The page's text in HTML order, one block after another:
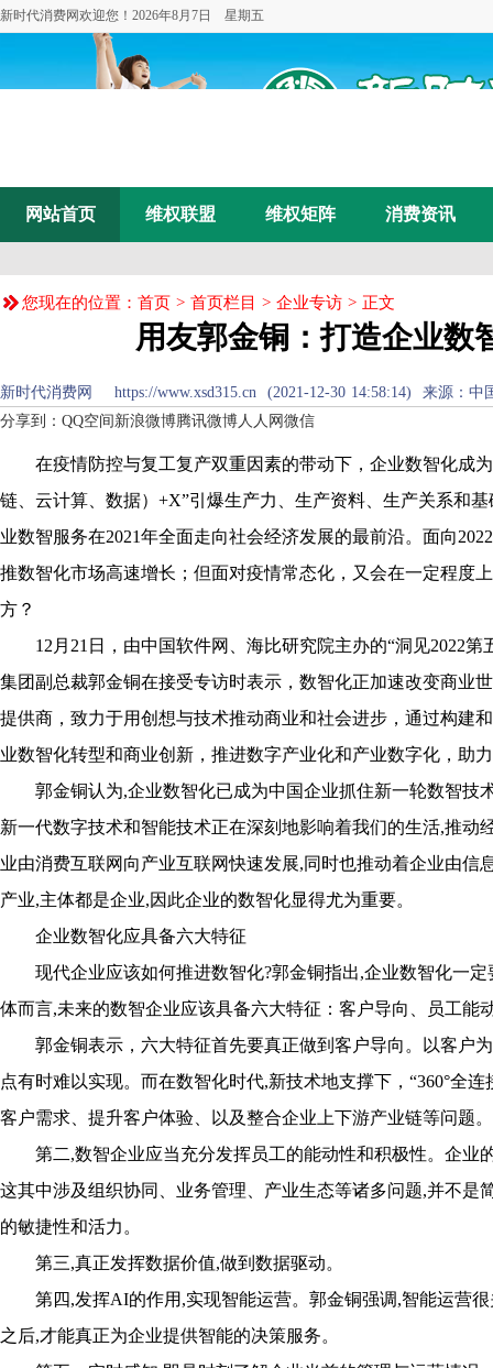
新时代消费网欢迎您！ 2026年8月7日 星期五
网站首页 维权联盟 维权矩阵 消费资讯
您现在的位置： 首页 > 首页栏目 > 企业专访 > 正文
用友郭金铜：打造企业数
新时代消费网 https://www.xsd315.cn (2021-12-30 14:58:14) 来
分享到： QQ空间 新浪微博腾讯微博人人网 微信
在疫情防控与复工复产双重因素的带动下，企业数智化成
链、云计算、数据）+X”引爆生产力、生产资料、生产关系和
业数智服务在2021年全面走向社会经济发展的最前沿。面向
推数智化市场高速增长；但面对疫情常态化，又会在一定程度
方？
12月21日，由中国软件网、海比研究院主办的“洞见2022
集团副总裁郭金铜在接受专访时表示，数智化正加速改变商业
提供商，致力于用创想与技术推动商业和社会进步，通过构
业数智化转型和商业创新，推进数字产业化和产业数字化，助
郭金铜认为,企业数智化已成为中国企业抓住新一轮数智
新一代数字技术和智能技术正在深刻地影响着我们的生活,推
业由消费互联网向产业互联网快速发展,同时也推动着企业由
产业,主体都是企业,因此企业的数智化显得尤为重要。
企业数智化应具备六大特征
现代企业应该如何推进数智化?郭金铜指出,企业数智化一
体而言,未来的数智企业应该具备六大特征：客户导向、员工能
郭金铜表示，六大特征首先要真正做到客户导向。以客户
点有时难以实现。而在数智化时代,新技术地支撑下，“360°全
客户需求、提升客户体验、以及整合企业上下游产业链等问题。
第二,数智企业应当充分发挥员工的能动性和积极性。企业
这其中涉及组织协同、业务管理、产业生态等诸多问题,并不
的敏捷性和活力。
第三,真正发挥数据价值,做到数据驱动。
第四,发挥AI的作用,实现智能运营。郭金铜强调,智能运营
之后,才能真正为企业提供智能的决策服务。